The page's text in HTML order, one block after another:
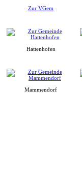
Zur VGem
Hattenhofen
Mammendorf